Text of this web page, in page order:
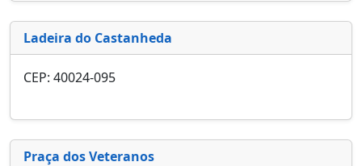
Ladeira do Castanheda
CEP: 40024-095
Praça dos Veteranos